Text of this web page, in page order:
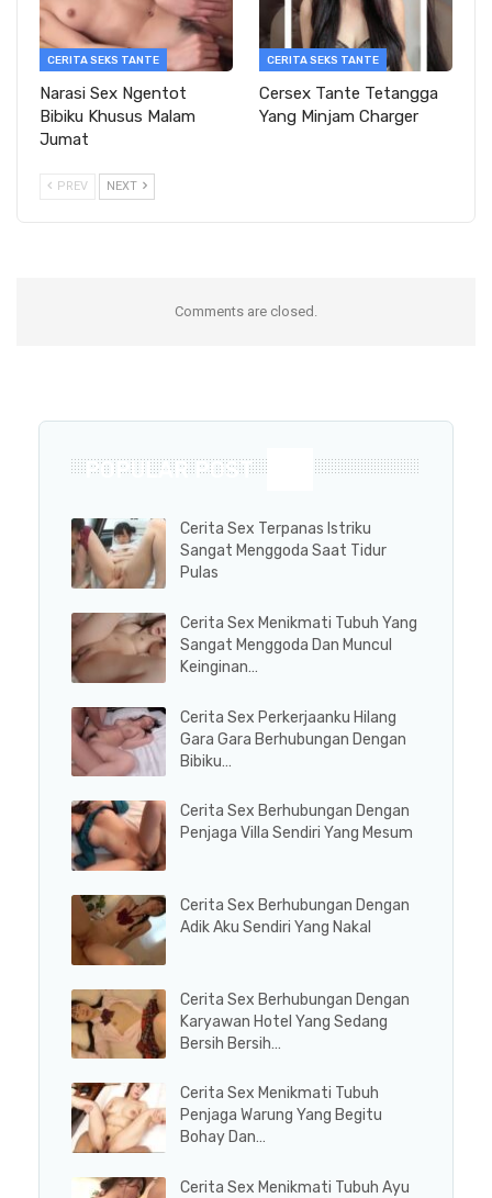
CERITA SEKS TANTE
Narasi Sex Ngentot
Bibiku Khusus Malam
Jumat
CERITA SEKS TANTE
Cersex Tante Tetangga
Yang Minjam Charger
PREV NEXT
Comments are closed.
POPULAR POST
Cerita Sex Terpanas Istriku
Sangat Menggoda Saat Tidur
Pulas
Cerita Sex Menikmati Tubuh Yang
Sangat Menggoda Dan Muncul
Keinginan…
Cerita Sex Perkerjaanku Hilang
Gara Gara Berhubungan Dengan
Bibiku…
Cerita Sex Berhubungan Dengan
Penjaga Villa Sendiri Yang Mesum
Cerita Sex Berhubungan Dengan
Adik Aku Sendiri Yang Nakal
Cerita Sex Berhubungan Dengan
Karyawan Hotel Yang Sedang
Bersih Bersih…
Cerita Sex Menikmati Tubuh
Penjaga Warung Yang Begitu
Bohay Dan…
Cerita Sex Menikmati Tubuh Ayu